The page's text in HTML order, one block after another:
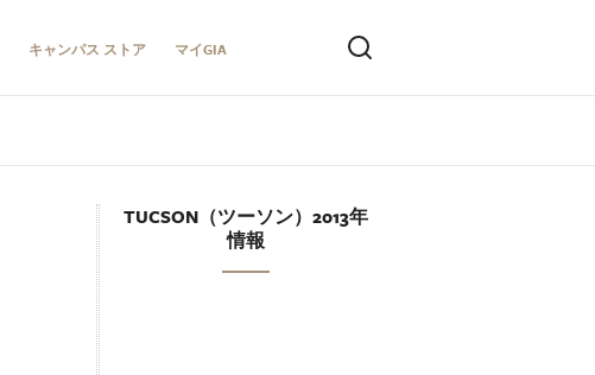
キャンパス ストア マイGIA
TUCSON（ツーソン）2013年
情報